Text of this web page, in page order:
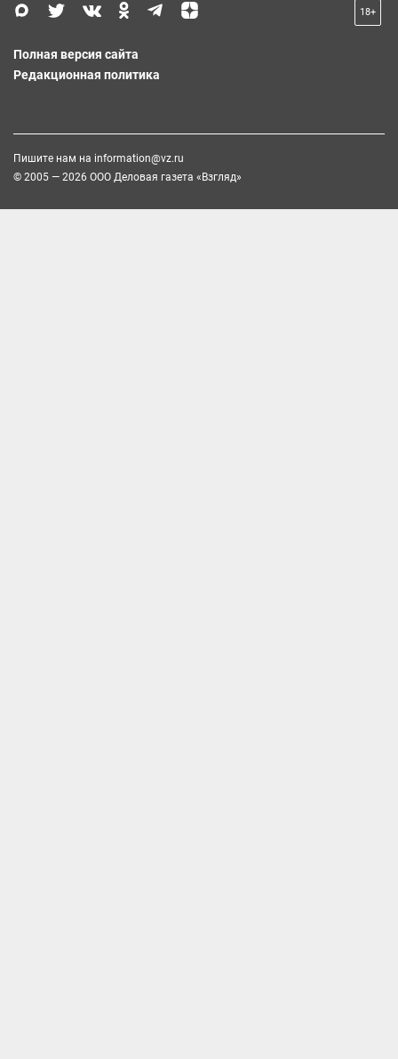
18+
Полная версия сайта
Редакционная политика
Пишите нам на information@vz.ru
© 2005 — 2026 ООО Деловая газета «Взгляд»